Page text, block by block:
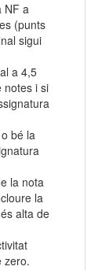
NF a
(punts
sigui
a 4,5
notes i si
bé la
la nota
la
alta de
zero.